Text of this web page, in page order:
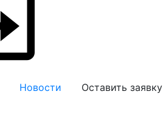
Новости Оставить заявку